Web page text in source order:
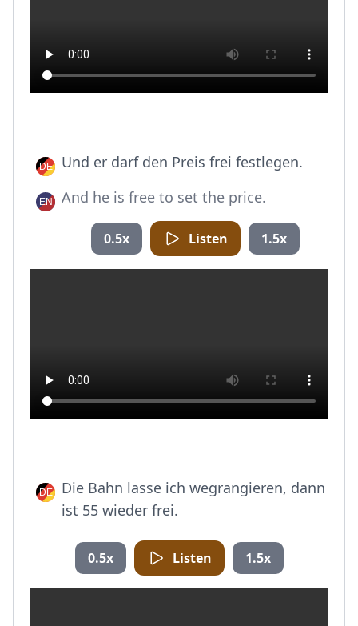
Und er darf den Preis frei festlegen.
And he is free to set the price.
0.5x Listen 1.5x
Die Bahn lasse ich wegrangieren, dann
ist 55 wieder frei.
0.5x Listen 1.5x